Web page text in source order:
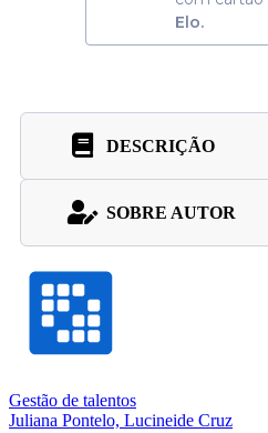
Elo.
DESCRIÇÃO
SOBRE AUTOR
Gestão de talentos
Juliana Pontelo, Lucineide Cruz